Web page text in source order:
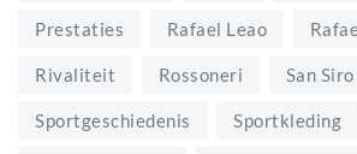
Prestaties Rafael Leao
Rivaliteit Rossoneri San Siro
Sportgeschiedenis Sportkleding